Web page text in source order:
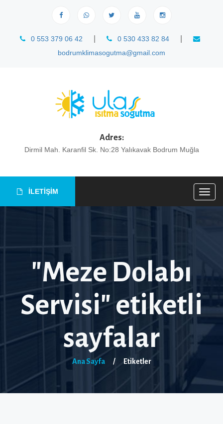
0 553 379 06 42 0 530 433 82 84
bodrumklimasogutma@gmail.com
Adres:
Dirmil Mah. Karanfil Sk. No:28 Yalıkavak Bodrum Muğla
İLETİŞİM
"Meze Dolabı
Servisi" etiketli
sayfalar
Ana Sayfa / Etiketler